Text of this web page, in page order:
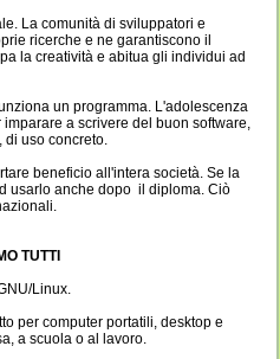
La comunità di sviluppatori e
ricerche e ne garantiscono il
la creatività e abitua gli individui ad
un programma. L'adolescenza
a scrivere del buon software,
di uso concreto.
beneficio all'intera società. Se la
usarlo anche dopo il diploma. Ciò
TUTTI
Linux.
per computer portatili, desktop e
a scuola o al lavoro.